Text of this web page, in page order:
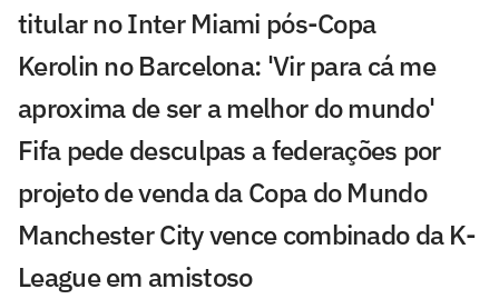
titular no Inter Miami pós-Copa
Kerolin no Barcelona: 'Vir para cá me
aproxima de ser a melhor do mundo'
Fifa pede desculpas a federações por
projeto de venda da Copa do Mundo
Manchester City vence combinado da K-
League em amistoso